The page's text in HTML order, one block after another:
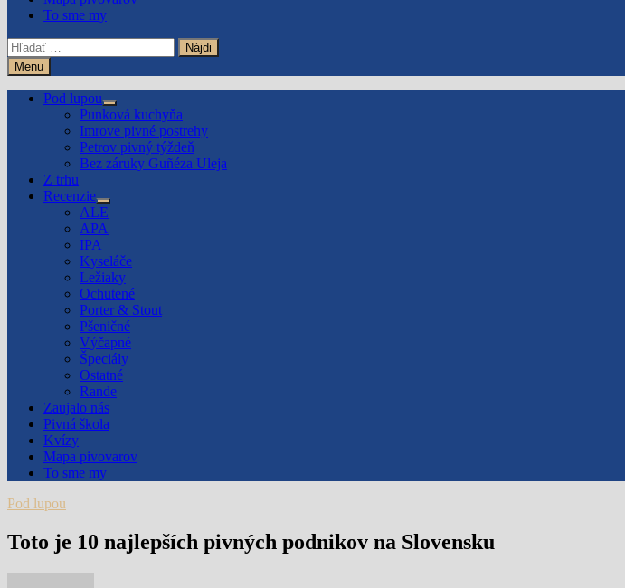
To sme my
Hľadať:
Menu
Pod lupou
Show
sub
menu
Punková kuchyňa
Imrove pivné postrehy
Petrov pivný týždeň
Bez záruky Guñéza Uleja
Z trhu
Recenzie
Show
sub
menu
ALE
APA
IPA
Kyseláče
Ležiaky
Ochutené
Porter & Stout
Pšeničné
Výčapné
Špeciály
Ostatné
Rande
Zaujalo nás
Pivná škola
Kvízy
Mapa pivovarov
To sme my
Pod lupou
Toto je 10 najlepších pivných podnikov na Slovensku